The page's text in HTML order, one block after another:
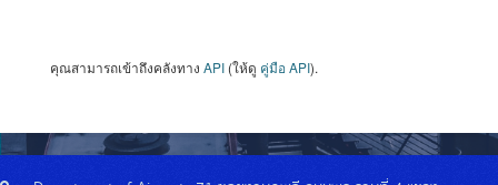
คุณสามารถเข้าถึงคลังทาง API (ให้ดู คู่มือ API).